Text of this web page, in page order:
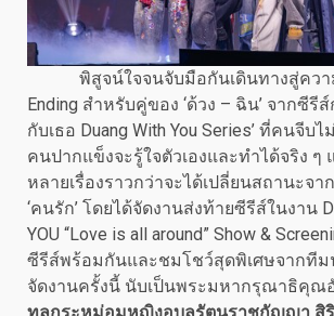
พิสูจน์ใจจนจับมือกันเดินทางสู่ความ
Ending สำหรับคู่ของ ‘ด้วง – ฉิน’ จากซีรีส์
กับเธอ Duang With You Series’ ที่คนจีบ
คนปากแข็งจะรู้ใจตัวเองและทำได้จริง ๆ
หลายเรื่องราวกว่าจะได้เปลี่ยนสถานะจา
‘คนรัก’ โดยได้จัดงานส่งท้ายซีรีส์ในงาน
YOU “Love is all around” Show &
ซีรีส์พร้อมกันและชมโชว์สุดพิเศษจากทีม
จัดงานครั้งนี้ นับเป็นพระมหากรุณาธิคุณ
ทูลกระหม่อมหญิงอุบลรัตนราชกัญญา สิ